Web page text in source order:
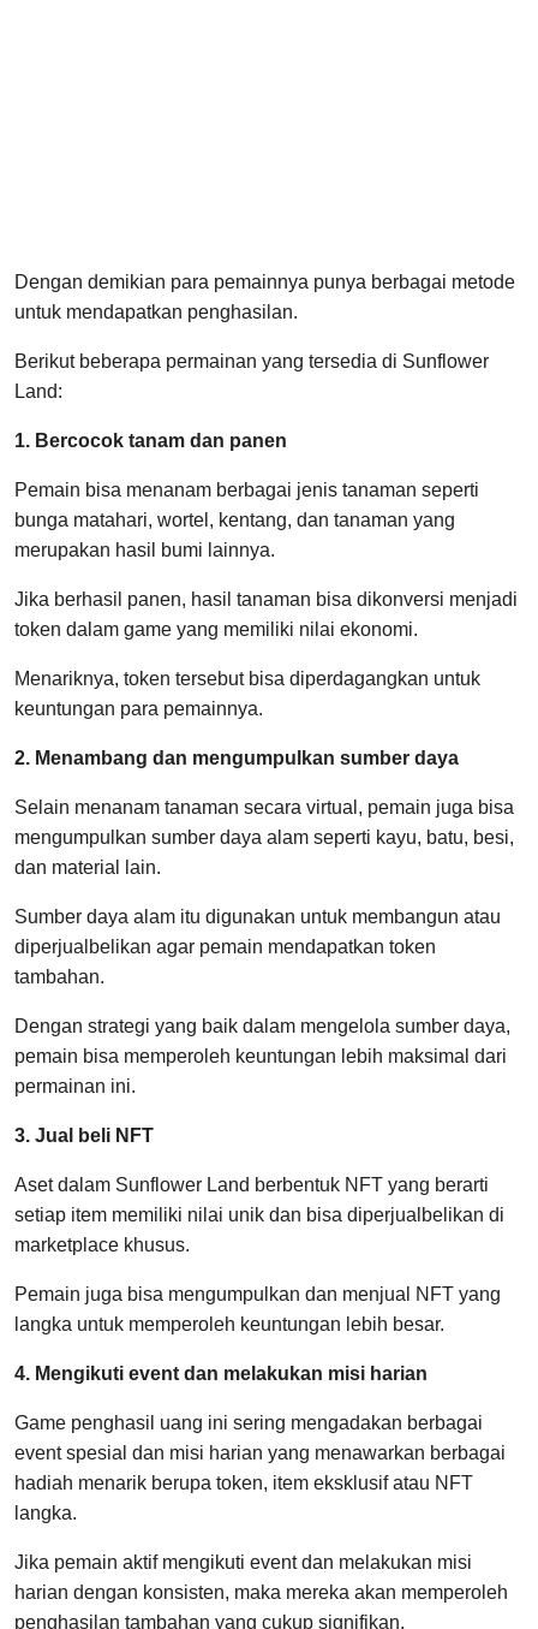
Dengan demikian para pemainnya punya berbagai metode
untuk mendapatkan penghasilan.
Berikut beberapa permainan yang tersedia di Sunflower
Land:
1. Bercocok tanam dan panen
Pemain bisa menanam berbagai jenis tanaman seperti
bunga matahari, wortel, kentang, dan tanaman yang
merupakan hasil bumi lainnya.
Jika berhasil panen, hasil tanaman bisa dikonversi menjadi
token dalam game yang memiliki nilai ekonomi.
Menariknya, token tersebut bisa diperdagangkan untuk
keuntungan para pemainnya.
2. Menambang dan mengumpulkan sumber daya
Selain menanam tanaman secara virtual, pemain juga bisa
mengumpulkan sumber daya alam seperti kayu, batu, besi,
dan material lain.
Sumber daya alam itu digunakan untuk membangun atau
diperjualbelikan agar pemain mendapatkan token
tambahan.
Dengan strategi yang baik dalam mengelola sumber daya,
pemain bisa memperoleh keuntungan lebih maksimal dari
permainan ini.
3. Jual beli NFT
Aset dalam Sunflower Land berbentuk NFT yang berarti
setiap item memiliki nilai unik dan bisa diperjualbelikan di
marketplace khusus.
Pemain juga bisa mengumpulkan dan menjual NFT yang
langka untuk memperoleh keuntungan lebih besar.
4. Mengikuti event dan melakukan misi harian
Game penghasil uang ini sering mengadakan berbagai
event spesial dan misi harian yang menawarkan berbagai
hadiah menarik berupa token, item eksklusif atau NFT
langka.
Jika pemain aktif mengikuti event dan melakukan misi
harian dengan konsisten, maka mereka akan memperoleh
penghasilan tambahan yang cukup signifikan.